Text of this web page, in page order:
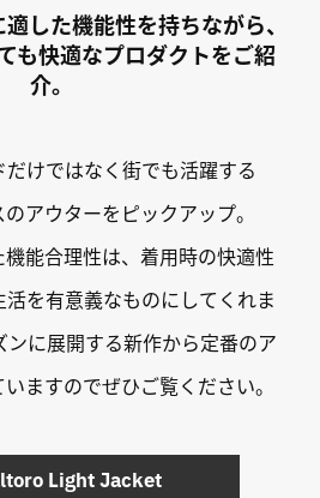
した機能性を持ちながら、
も快適なプロダクトをご紹
介。
けではなく街でも活躍する
アウターをピックアップ。
能合理性は、着用時の快適性
を有意義なものにしてくれま
ンに展開する新作から定番のア
ますのでぜひご覧ください。
Light Jacket